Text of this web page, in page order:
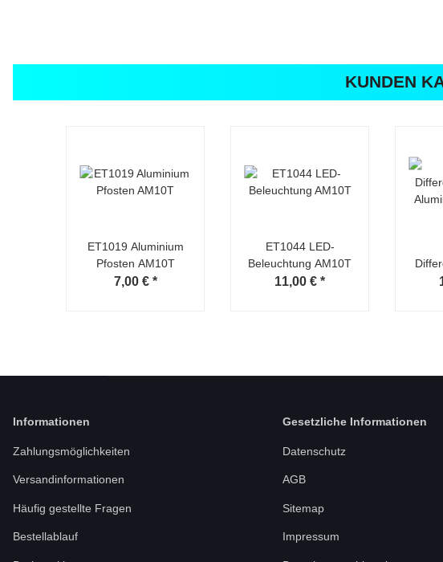
KUNDEN
ET1019 Aluminium
Pfosten AM10T
7,00 € *
ET1044 LED-
Beleuchtung AM10T
11,00 €*
Informationen
Zahlungsmöglichkeiten
Versandinformationen
Häufig gestellte Fragen
Bestellablauf
Gesetzliche Informationen
Datenschutz
AGB
Sitemap
Impressum